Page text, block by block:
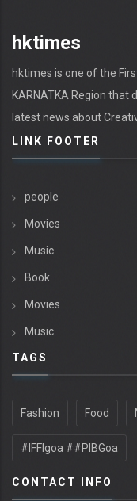
hktimes
hktimes is one of the
KARNATKA Region that
latest news about
LINK FOOTER
people
Movies
Music
Book
Movies
Music
TAGS
Fashion Food
#IFFIgoa ##PIBGoa
CONTACT INFO